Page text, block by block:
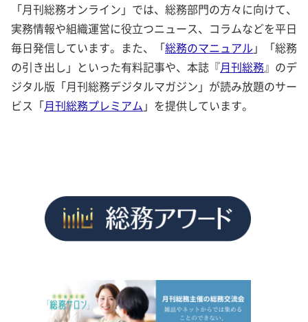
「月刊総務オンライン」では、総務部門の方々に向けて、
実務情報や組織運営に役立つニュース、コラムなどを平日
毎日発信しています。また、「総務のマニュアル 」「総務
の引き出し」といった有料記事や、本誌『月刊総務』のデ
ジタル版「月刊総務デジタルマガジン」が読み放題のサー
ビス「月刊総務プレミアム 」を提供しています。